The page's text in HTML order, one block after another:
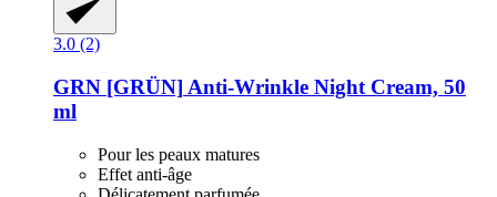
3.0 (2)
GRN [GRÜN] Anti-​Wrinkle Night Cream, 50
ml
Pour les peaux matures
Effet anti-âge